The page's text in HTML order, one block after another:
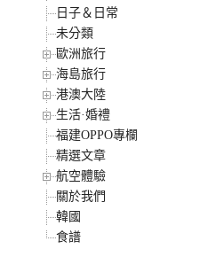
日子＆日常
未分類
歐洲旅行
海島旅行
港澳大陸
生活·婚禮
福建OPPO專欄
精選文章
航空體驗
關於我們
韓國
食譜